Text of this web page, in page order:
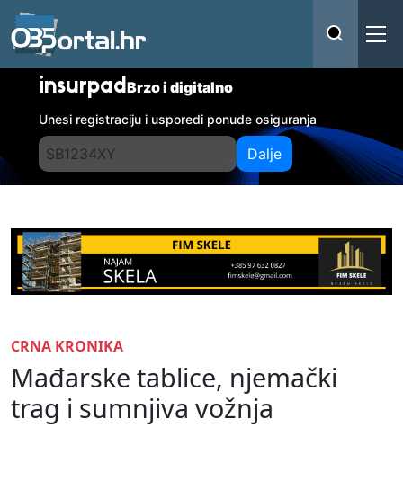
insurpadBrzo i digitalno
Unesi registraciju i usporedi ponude osiguranja
Dalje
CRNA KRONIKA
Mađarske tablice, njemački
trag i sumnjiva vožnja